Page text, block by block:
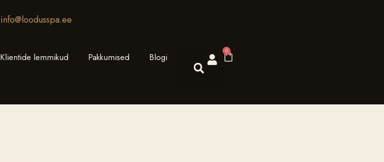
info@loodusspa.ee
Klientide lemmikud Pakkumised Blogi
0